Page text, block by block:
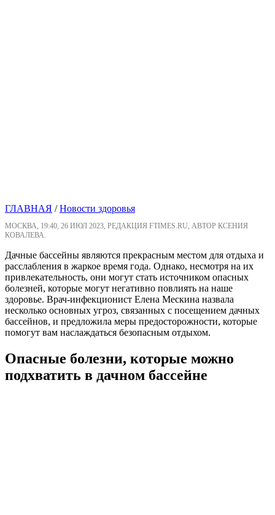
ГЛАВНАЯ /Новости здоровья
МОСКВА, 19:40, 26 ИЮЛ 2023, РЕДАКЦИЯ FTIMES.RU, АВТОР КСЕНИЯ
КОВАЛЕВА.
Дачные бассейны являются прекрасным местом для отдыха и
расслабления в жаркое время года. Однако, несмотря на их
привлекательность, они могут стать источником опасных
болезней, которые могут негативно повлиять на наше
здоровье. Врач-инфекционист Елена Мескина назвала
несколько основных угроз, связанных с посещением дачных
бассейнов, и предложила меры предосторожности, которые
помогут вам наслаждаться безопасным отдыхом.
Опасные болезни, которые можно
подхватить в дачном бассейне